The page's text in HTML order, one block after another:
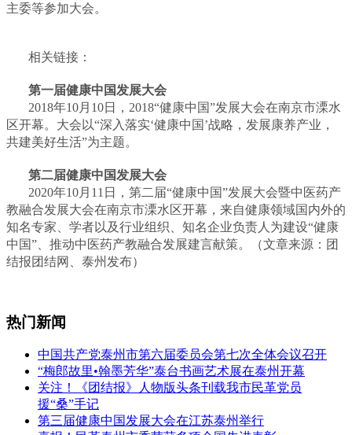
主委等参加大会。
相关链接：
第一届健康中国发展大会
2018年10月10日，2018“健康中国”发展大会在南京市溧水
区开幕。大会以“深入落实‘健康中国’战略，发展康养产业，
共建美好生活”为主题。
第二届健康中国发展大会
2020年10月11日，第二届“健康中国”发展大会暨中医药产
教融合发展大会在南京市溧水区开幕，来自健康领域国内外的
知名专家、学者以及行业组织、知名企业负责人为建设“健康
中国”、推动中医药产教融合发展建言献策。
（文章来源：团
结报团结网、泰州发布）
热门新闻
中国共产党泰州市第六届委员会第七次全体会议召开
“梅郎故里•翰墨芳华”泰台书画艺术展在泰州开幕
关注！《团结报》人物版头条刊载我市民革党员
援“桑”手记
第三届健康中国发展大会在江苏泰州举行